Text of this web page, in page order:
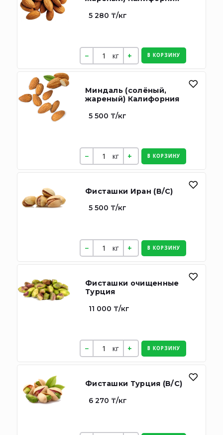
5 280 ₸/кг
кг В КОРЗИНУ
Миндаль (солёный,
жареный) Калифорния
5 500 ₸/кг
кг В КОРЗИНУ
Фисташки Иран (В/С)
5 500 ₸/кг
кг В КОРЗИНУ
Фисташки очищенные
Турция
11 000 ₸/кг
кг В КОРЗИНУ
Фисташки Турция (В/C)
6 270 ₸/кг